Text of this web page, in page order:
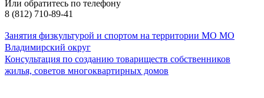
Или обратитесь по телефону
8 (812) 710-89-41
Занятия физкультурой и спортом на территории МО МО
Владимирский округ
Консультация по созданию товариществ собственников
жилья, советов многоквартирных домов